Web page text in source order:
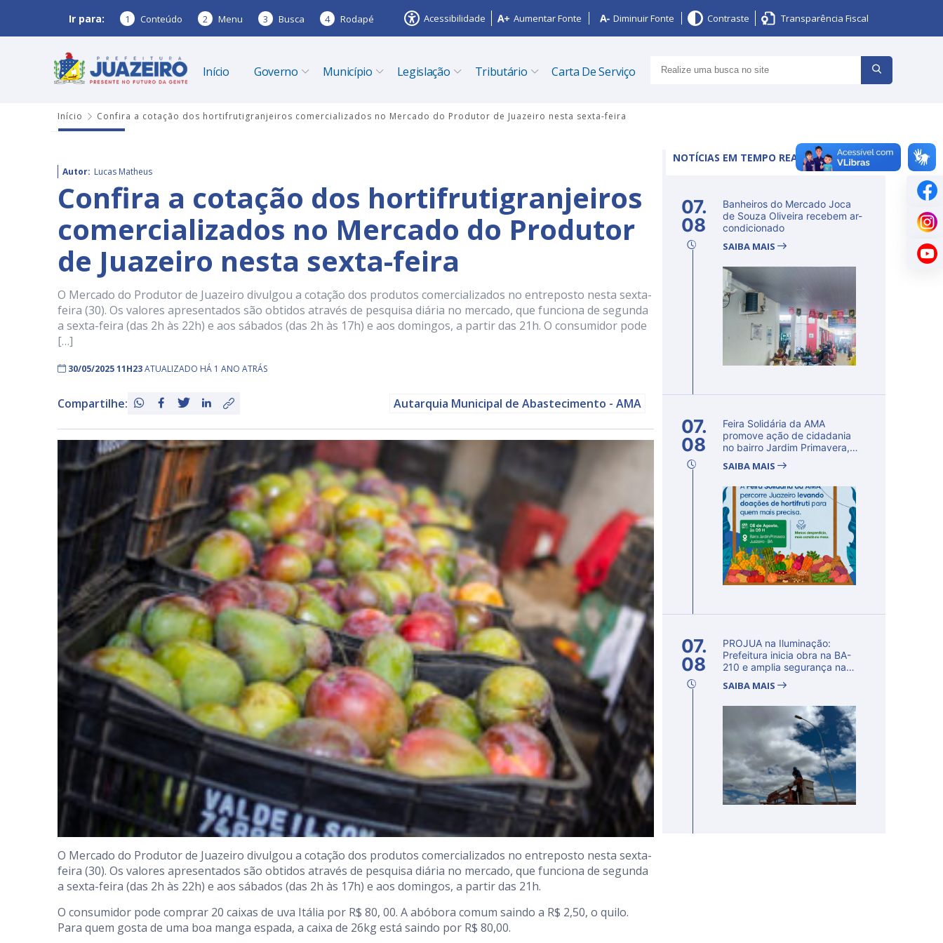
Ir para: 1 Conteúdo 2 Menu 3 Busca 4 Rodapé Acessibilidade Aumentar Fonte Diminuir Fonte Contraste Transparência Fiscal
Início Governo Município Legislação Tributário Carta De Serviço
Início Confira a cotação dos hortifrutigranjeiros comercializados no Mercado do Produtor de Juazeiro nesta sexta-feira
Autor: Lucas Matheus
Confira a cotação dos hortifrutigranjeiros
comercializados no Mercado do Produtor
de Juazeiro nesta sexta-feira
O Mercado do Produtor de Juazeiro divulgou a cotação dos produtos comercializados no entreposto nesta sexta-
feira (30). Os valores apresentados são obtidos através de pesquisa diária no mercado, que funciona de segunda
a sexta-feira (das 2h às 22h) e aos sábados (das 2h às 17h) e aos domingos, a partir das 21h. O consumidor pode
[…]
30/05/2025 11H23ATUALIZADO HÁ 1 ANO ATRÁS
Compartilhe: Autarquia Municipal de Abastecimento - AMA
O Mercado do Produtor de Juazeiro divulgou a cotação dos produtos comercializados no entreposto nesta sexta-
feira (30). Os valores apresentados são obtidos através de pesquisa diária no mercado, que funciona de segunda
a sexta-feira (das 2h às 22h) e aos sábados (das 2h às 17h) e aos domingos, a partir das 21h.
O consumidor pode comprar 20 caixas de uva Itália por R$ 80, 00. A abóbora comum saindo a R$ 2,50, o quilo.
Para quem gosta de uma boa manga espada, a caixa de 26kg está saindo por R$ 80,00.
NOTÍCIAS EM TEMPO REAL
07.
08
Banheiros do Mercado Joca
de Souza Oliveira recebem ar-
condicionado
SAIBA MAIS
07.
08
Feira Solidária da AMA
promove ação de cidadania
no bairro Jardim Primavera,
SAIBA MAIS
07.
08
PROJUA na Iluminação:
Prefeitura inicia obra na BA-
210 e amplia segurança na
SAIBA MAIS